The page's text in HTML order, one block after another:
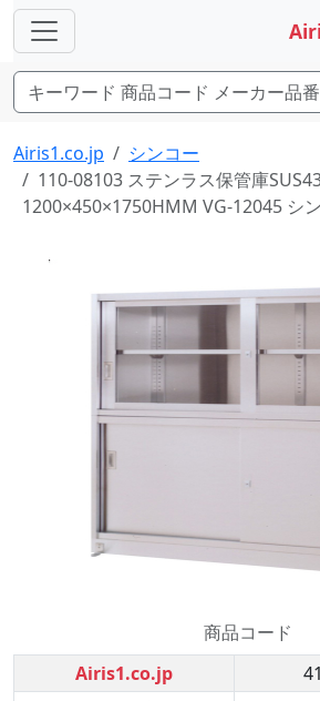
Airis1.co.jp
シンコー
110-08103 ステンラス保管庫
1200×450×1750HMM VG-12045 シ
商品コード
Airis1.co.jp